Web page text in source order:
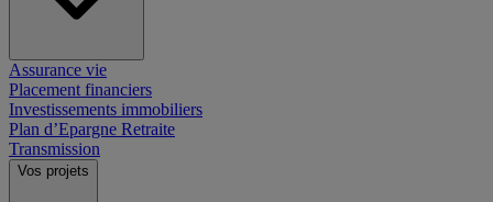
Assurance vie
Placement financiers
Investissements immobiliers
Plan d’Epargne Retraite
Transmission
Vos projets